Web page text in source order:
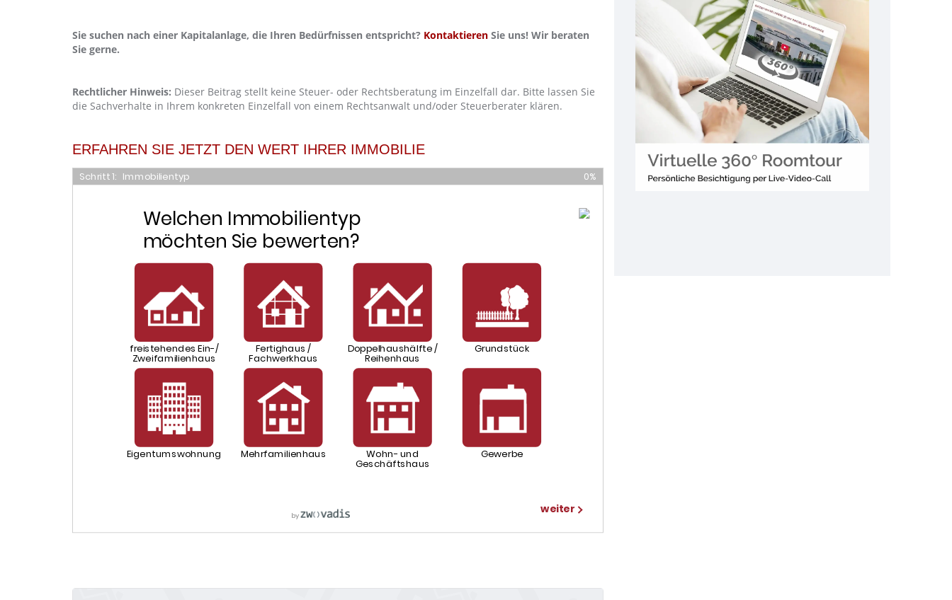
Sie suchen nach einer Kapitalanlage, die Ihren Bedürfnissen entspricht? Kontaktieren Sie uns! Wir beraten
Sie gerne.
Rechtlicher Hinweis: Dieser Beitrag stellt keine Steuer- oder Rechtsberatung im Einzelfall dar. Bitte lassen Sie
die Sachverhalte in Ihrem konkreten Einzelfall von einem Rechtsanwalt und/oder Steuerberater klären.
ERFAHREN SIE JETZT DEN WERT IHRER IMMOBILIE